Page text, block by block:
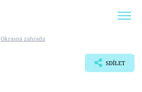
Okrasná zahrada
SDÍLET